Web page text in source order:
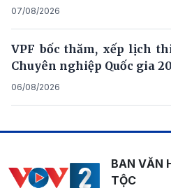
07/08/2026
VPF bốc thăm, xếp lịch
Chuyên nghiệp Quốc gia
06/08/2026
BAN VĂN
TỘC